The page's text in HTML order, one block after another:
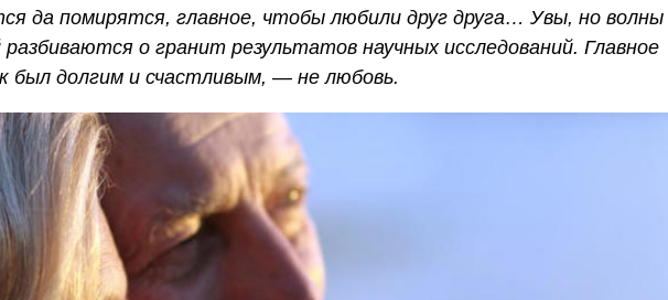
да помирятся, главное, чтобы любили друг друга… Увы, но волны
разбиваются о гранит результатов научных исследований. Главное
был долгим и счастливым, — не любовь.